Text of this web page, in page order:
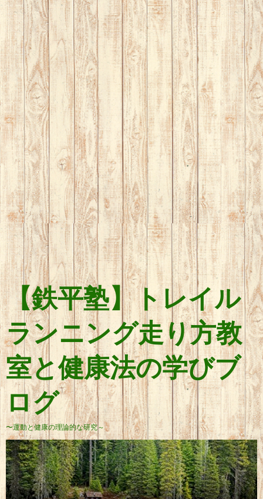
【鉄平塾】トレイル
ランニング走り方教
室と健康法の学びブ
ログ
〜運動と健康の理論的な研究～